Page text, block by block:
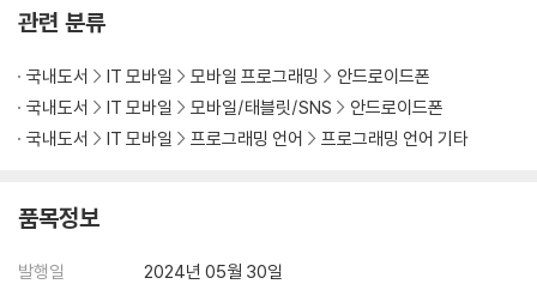
06장 뷰를 이용한 화면 구성
__06-1 화면을 구성하는 방법
__06-2 뷰 클래스
__06-5 카카오톡 비밀번호 확인 화면 만들기 [Do it! 실습]
07장 뷰를 배치하는 레이아웃
관련 분류
국내도서 IT 모바일 모바일 프로그래밍
안드로이드폰
국내도서
IT 모바일 모바일/태블릿/SNS
안드로이드폰
국내도서
IT 모바일 프로그래밍 언어 프로그래밍 언어 기타
품목정보
발행일
2024년 05월 30일